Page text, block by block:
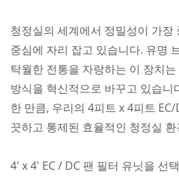
청정실의 세계에서 정밀성이 가장
중심에 자리 잡고 있습니다. 유명
탁월한 전통을 자랑하는 이 장치
방식을 혁신적으로 바꾸고 있습니
한 만큼, 우리의 4피트 x 4피트
끗하고 통제된 효율적인 청정실
4' x 4' EC / DC 팬 필터 유닛을 선